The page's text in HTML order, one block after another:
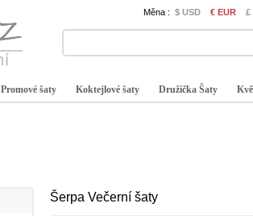
Měna : $ USD € EUR £
Promové šaty Koktejlové šaty Družička Šaty
Šerpa Večerní šaty